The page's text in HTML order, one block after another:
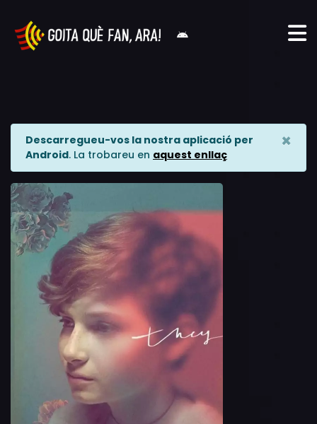
Descarregueu-vos la nostra aplicació per
Android. La trobareu en aquest enllaç
×